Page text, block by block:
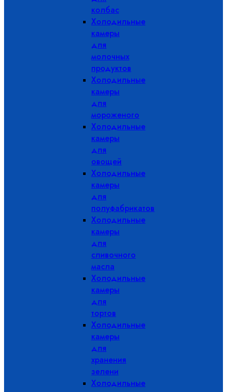
колбас
Холодильные
камеры
для
молочных
продуктов
Холодильные
камеры
для
мороженого
Холодильные
камеры
для
овощей
Холодильные
камеры
для
полуфабрикатов
Холодильные
камеры
для
сливочного
масла
Холодильные
камеры
для
тортов
Холодильные
камеры
для
хранения
зелени
Холодильные